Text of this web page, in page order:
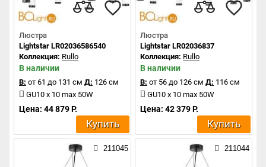
Люстра
Lightstar LR02036586540
Коллекция: Rullo
В наличии
В: от 61 до 131 см Д: 126 см
GU10 x 10 max 50W
Цена: 44 879 Р.
Купить
Люстра
Lightstar LR02036837
Коллекция: Rullo
В наличии
В: от 56 до 126 см Д: 116 см
GU10 x 10 max 50W
Цена: 42 379 Р.
Купить
211045 211044